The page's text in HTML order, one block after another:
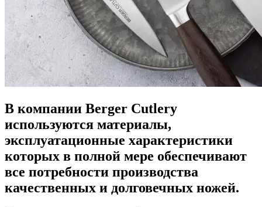
В компании Berger Cutlery
используются материалы,
эксплуатационные характеристики
которых в полной мере обеспечивают
все потребности производства
качественных и долговечных ножей.